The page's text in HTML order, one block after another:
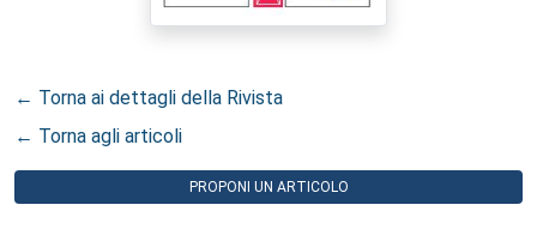
← Torna ai dettagli della Rivista
← Torna agli articoli
PROPONI UN ARTICOLO